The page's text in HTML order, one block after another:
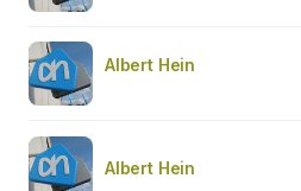
Albert Hein
Albert Hein